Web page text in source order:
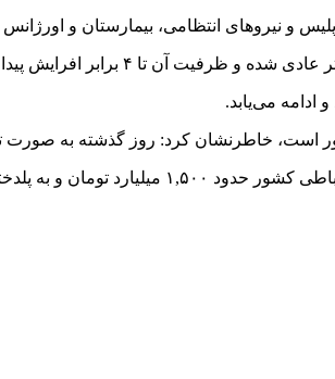
و نیروهای انتظامی، بیمارستان و
آن تا ۴ برابر افرایش پیدا کرد.
ادامه می‌یابد.
است، خاطرنشان کرد: روز گذشته به صورت
میلیارد تومان برآورد می‌شود.